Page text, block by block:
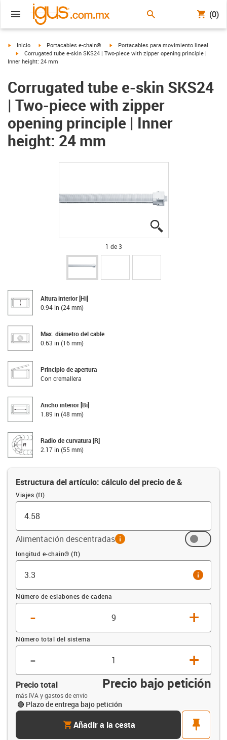
(0)
igus-icon-arrow-right
Inicio igus-icon-arrow-right
Portacables e-chain® igus-icon-arrow-right
Portacables para movimiento lineal
igus-icon-arrow-right
Corrugated tube e-skin SKS24 | Two-piece with zipper opening principle |
Inner height: 24 mm
Corrugated tube e-skin SKS24
| Two-piece with zipper
opening principle | Inner
height: 24 mm
1 de 3
Altura interior [Hi]
0.94 in (24 mm)
Max. diámetro del cable
0.63 in (16 mm)
Principio de apertura
Con cremallera
Ancho interior [Bi]
1.89 in (48 mm)
Radio de curvatura [R]
2.17 in (55 mm)
Estructura del artículo: cálculo del precio de &
Viajes (ft)
Alimentación descentradasinfo
Compensación (ft)
longitud e-chain® (ft)
info
Número de eslabones de cadena
- +
Número total del sistema
- +
Precio total Precio bajo petición
más IVA y gastos de envío
Plazo de entrega bajo petición
cartAñadir a la cesta
pin